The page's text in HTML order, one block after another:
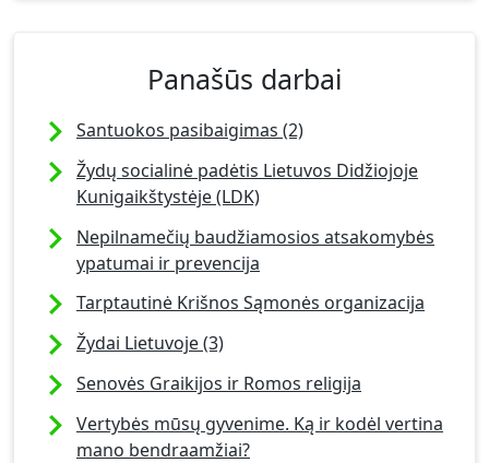
Panašūs darbai
Santuokos pasibaigimas (2)
Žydų socialinė padėtis Lietuvos Didžiojoje
Kunigaikštystėje (LDK)
Nepilnamečių baudžiamosios atsakomybės
ypatumai ir prevencija
Tarptautinė Krišnos Sąmonės organizacija
Žydai Lietuvoje (3)
Senovės Graikijos ir Romos religija
Vertybės mūsų gyvenime. Ką ir kodėl vertina
mano bendraamžiai?